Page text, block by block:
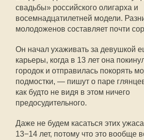
свадьбы» российского олигарха и
восемнадцатилетней модели.
молодоженов составляет почти
Он начал ухаживать за девушкой
карьеры, когда в 13 лет она
городок и отправилась покорять
подмостки, — пишут о паре
как будто не видя в этом ничего
предосудительного.
Даже не будем касаться этих
13−14 лет, потому что это вообще